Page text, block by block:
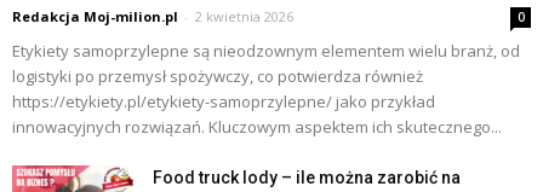
Redakcja Moj-milion.pl - 2 kwietnia 2026 0
Etykiety samoprzylepne są nieodzownym elementem wielu branż, od
logistyki po przemysł spożywczy, co potwierdza również
https://etykiety.pl/etykiety-samoprzylepne/ jako przykład
innowacyjnych rozwiązań. Kluczowym aspektem ich skutecznego...
Food truck lody – ile można zarobić na